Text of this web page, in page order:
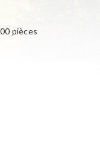
pièces